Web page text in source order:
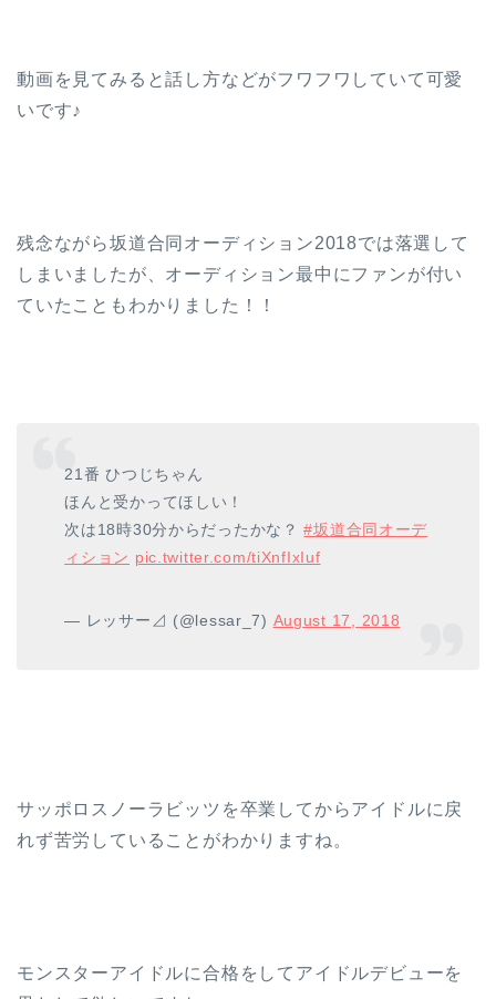
動画を見てみると話し方などがフワフワしていて可愛
いです♪
残念ながら坂道合同オーディション2018では落選して
しまいましたが、オーディション最中にファンが付い
ていたこともわかりました！！
21番 ひつじちゃん
ほんと受かってほしい！
次は18時30分からだったかな？#坂道合同オーデ
ィション pic.twitter.com/tiXnfIxIuf
— レッサー⊿ (@lessar_7) August 17, 2018
サッポロスノーラビッツを卒業してからアイドルに戻
れず苦労していることがわかりますね。
モンスターアイドルに合格をしてアイドルデビューを